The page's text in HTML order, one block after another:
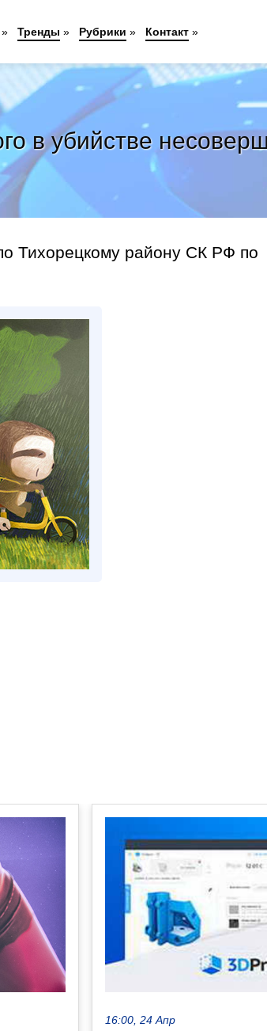
в убийстве
Тихорецкому району СК РФ по
16:00, 24 Апр
» Тренды » Рубрики » Контакт »